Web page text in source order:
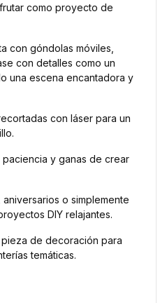
como proyecto de
con góndolas móviles,
con detalles como un
una escena encantadora y
con láser para un
y ganas de crear
o simplemente
DIY relajantes.
de decoración para
temáticas.